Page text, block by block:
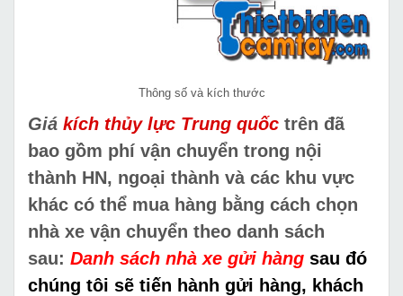
Thông số và kích thước
Giá kích thủy lực Trung quốc trên đã
bao gồm phí vận chuyển trong nội
thành HN, ngoại thành và các khu vực
khác có thể mua hàng bằng cách chọn
nhà xe vận chuyển theo danh sách
sau: Danh sách nhà xe gửi hàng sau đó
chúng tôi sẽ tiến hành gửi hàng, khách